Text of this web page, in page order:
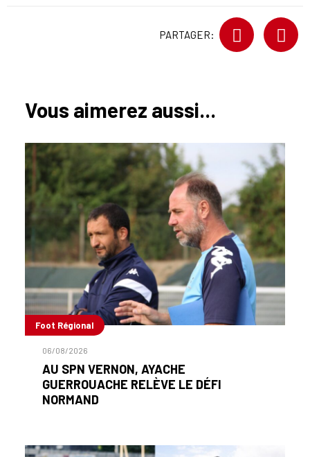
PARTAGER:
Vous aimerez aussi...
Foot Régional
06/08/2026
AU SPN VERNON, AYACHE
GUERROUACHE RELÈVE LE DÉFI
NORMAND